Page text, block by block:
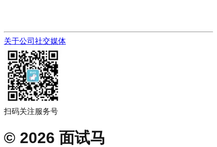
关于公司 社交媒体
扫码关注服务号
© 2026 面试马